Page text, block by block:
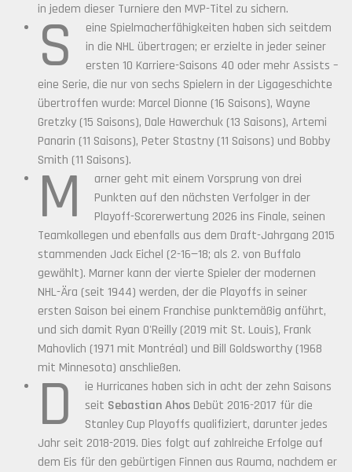
in jedem dieser Turniere den MVP-Titel zu sichern.
S
eine Spielmacherfähigkeiten haben sich seitdem
in die NHL übertragen; er erzielte in jeder seiner
ersten 10 Karriere-Saisons 40 oder mehr Assists –
eine Serie, die nur von sechs Spielern in der Ligageschichte
übertroffen wurde: Marcel Dionne (16 Saisons), Wayne
Gretzky (15 Saisons), Dale Hawerchuk (13 Saisons), Artemi
Panarin (11 Saisons), Peter Stastny (11 Saisons) und Bobby
Smith (11 Saisons).
M
arner geht mit einem Vorsprung von drei
Punkten auf den nächsten Verfolger in der
Playoff-Scorerwertung 2026 ins Finale, seinen
Teamkollegen und ebenfalls aus dem Draft-Jahrgang 2015
stammenden Jack Eichel (2-16—18; als 2. von Buffalo
gewählt). Marner kann der vierte Spieler der modernen
NHL-Ära (seit 1944) werden, der die Playoffs in seiner
ersten Saison bei einem Franchise punktemäßig anführt,
und sich damit Ryan O'Reilly (2019 mit St. Louis), Frank
Mahovlich (1971 mit Montréal) und Bill Goldsworthy (1968
mit Minnesota) anschließen.
D
ie Hurricanes haben sich in acht der zehn Saisons
seit Sebastian Ahos Debüt 2016-2017 für die
Stanley Cup Playoffs qualifiziert, darunter jedes
Jahr seit 2018-2019. Dies folgt auf zahlreiche Erfolge auf
dem Eis für den gebürtigen Finnen aus Rauma, nachdem er